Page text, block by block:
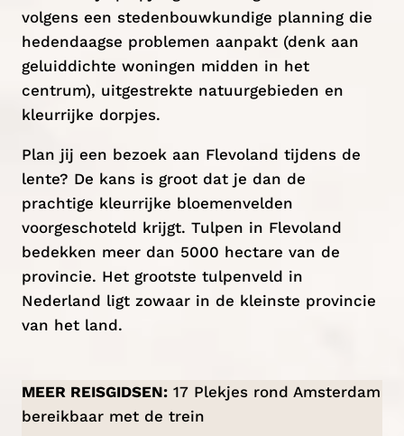
volgens een stedenbouwkundige planning die
hedendaagse problemen aanpakt (denk aan
geluiddichte woningen midden in het
centrum), uitgestrekte natuurgebieden en
kleurrijke dorpjes.
Plan jij een bezoek aan Flevoland tijdens de
lente? De kans is groot dat je dan de
prachtige kleurrijke bloemenvelden
voorgeschoteld krijgt. Tulpen in Flevoland
bedekken meer dan 5000 hectare van de
provincie. Het grootste tulpenveld in
Nederland ligt zowaar in de kleinste provincie
van het land.
MEER REISGIDSEN:17 Plekjes rond Amsterdam
bereikbaar met de trein